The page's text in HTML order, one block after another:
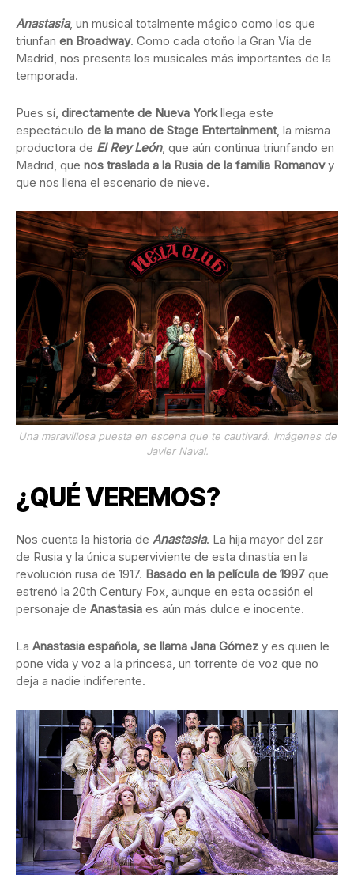
Anastasia, un musical totalmente mágico como los que
triunfan en Broadway. Como cada otoño la Gran Vía de
Madrid, nos presenta los musicales más importantes de la
temporada.
Pues sí, directamente de Nueva Yorkllega este
espectáculo de la mano de Stage Entertainment, la misma
productora de El Rey León, que aún continua triunfando en
Madrid, que nos traslada a la Rusia de la familia Romanovy
que nos llena el escenario de nieve.
Una maravillosa puesta en escena que te cautivará. Imágenes de
Javier Naval.
¿QUÉ VEREMOS?
Nos cuenta la historia de Anastasia. La hija mayor del zar
de Rusia y la única superviviente de esta dinastía en la
revolución rusa de 1917. Basado en la película de 1997 que
estrenó la 20th Century Fox, aunque en esta ocasión el
personaje de Anastasia es aún más dulce e inocente.
La Anastasia española, se llama Jana Gómez y es quien le
pone vida y voz a la princesa, un torrente de voz que no
deja a nadie indiferente.